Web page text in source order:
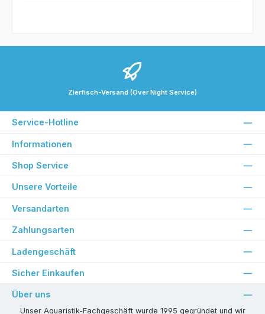
Zierfisch-Versand (Over Night Service)
Service-Hotline
Informationen
Shop Service
Unsere Vorteile
Versandarten
Zahlungsarten
Ladengeschäft
Sicher Einkaufen
Über uns
Unser Aquaristik-Fachgeschäft wurde 1995 gegründet und wir